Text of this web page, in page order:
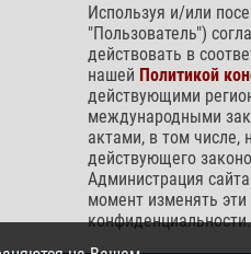
Используя и/или
"Пользователь")
действовать в
нашей Политикой
действующими
международными
актами, в том числе,
действующего
Администрация
момент изменять
конфиденциальности.